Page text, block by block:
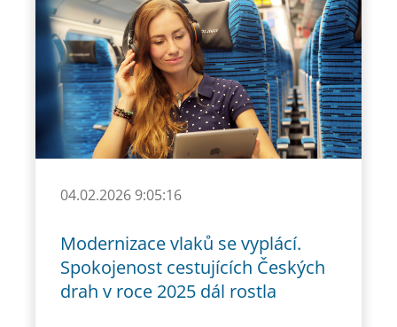
04.02.2026 9:05:16
Modernizace vlaků se vyplácí.
Spokojenost cestujících Českých
drah v roce 2025 dál rostla